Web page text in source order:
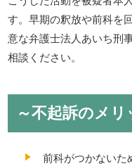
す。早期の釈放や前科を
意な弁護士法人あいち刑
相談ください。
～不起訴のメリ
前科がつかないた